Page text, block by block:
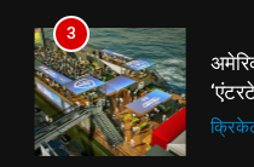
4
ऋचा
क्रिकेट
3